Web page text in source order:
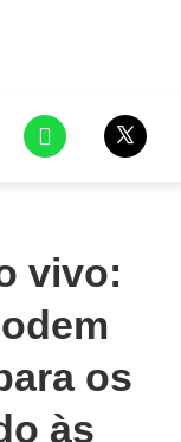
vivo:
os
às